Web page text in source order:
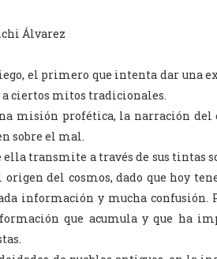
Álvarez
el primero que intenta dar
a ciertos mitos tradicionales.
misión profética, la narración del
sobre el mal.
transmite a través de sus tintas
origen del cosmos, dado que hoy
información y mucha confusión.
que acumula y que ha